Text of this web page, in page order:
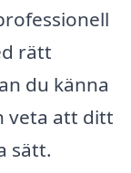
rätt
du känna
veta att ditt
sätt.